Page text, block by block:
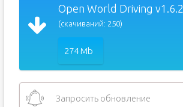
Open World Driving v1.6.2
(скачиваний: 250)
274 Mb
Запросить обновление